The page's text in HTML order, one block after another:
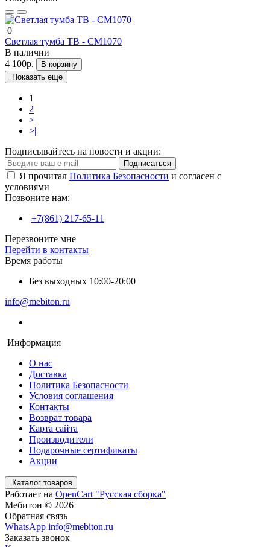
0
Светлая тумба ТВ - СМ1070
В наличии
4 100р.
В корзину
Показать еще
1
2
>
>|
Подписывайтесь на новости и акции:
Подписаться
Я прочитал Политика Безопасности и согласен с
условиями
Позвоните нам:
+7(861) 217-65-11
Перезвоните мне
Перейти в контакты
Время работы
Без выходных 10:00-20:00
info@mebiton.ru
Информация
О нас
Доставка
Политика Безопасности
Условия соглашения
Контакты
Возврат товара
Карта сайта
Производители
Подарочные сертификаты
Акции
Каталог товаров
Работает на OpenCart "Русская сборка"
Мебитон © 2026
Обратная связь
WhatsApp info@mebiton.ru
Заказать звонок